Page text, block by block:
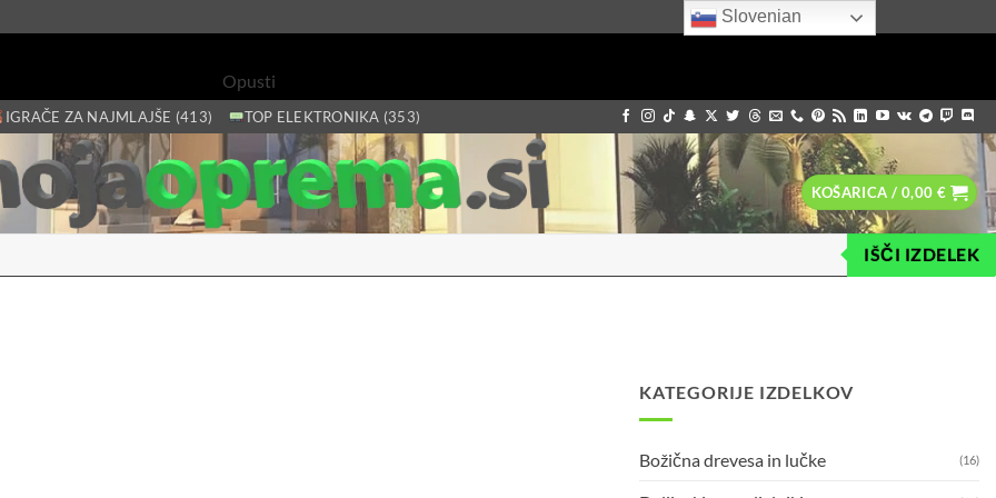
Opusti
IGRAČE ZA NAJMLAJŠE (413) TOP ELEKTRONIKA (353)
KOŠARICA / 0,00 €
IŠČI IZDELEK
KATEGORIJE IZDELKOV
Božična drevesa in lučke (16)
Slovenian